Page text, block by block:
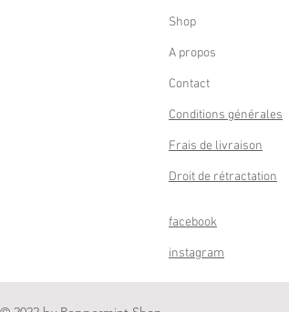
Shop
A propos
Contact
Conditions générales
Frais de livraison
Droit de rétractation
facebook
instagram